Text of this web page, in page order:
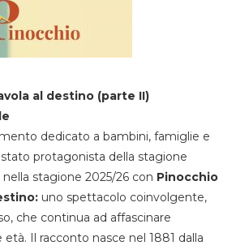
al destino (parte II)
dedicato a bambini, famiglie e
protagonista della stagione
stagione 2025/26 con Pinocchio
uno spettacolo coinvolgente,
che continua ad affascinare
Il racconto nasce nel 1881 dalla